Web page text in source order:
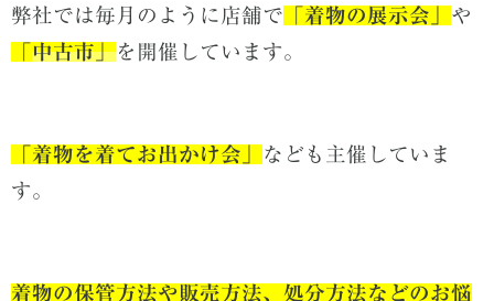
弊社では毎月のように店舗で 着物の展示会」 や
中古市」を開催しています。
「着物を着てお出かけ会」
なども主催していま
す。
着物の保管方法や販売方法、処分方法などのお悩